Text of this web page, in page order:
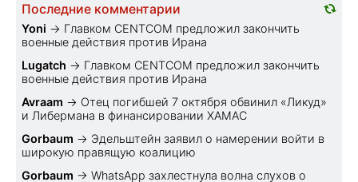
Последние комментарии
Yoni → Главком CENTCOM предложил закончить
военные действия против Ирана
Lugatch → Главком CENTCOM предложил закончить
военные действия против Ирана
Avraam → Отец погибшей 7 октября обвинил «Ликуд»
и Либермана в финансировании ХАМАС
Gorbaum → Эдельштейн заявил о намерении войти в
широкую правящую коалицию
Gorbaum → WhatsApp захлестнула волна слухов о